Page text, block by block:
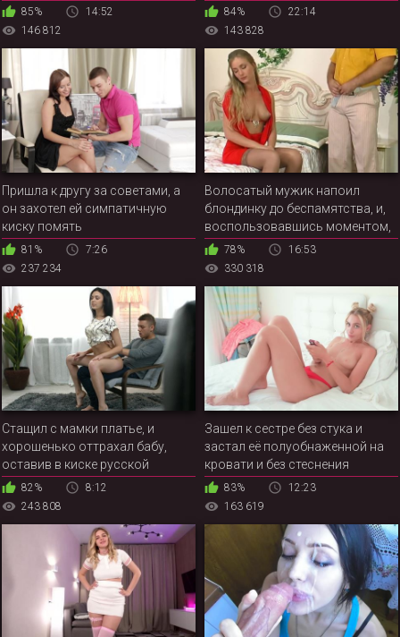
85%
14:52
146 812
лампочку и хорошенько
отодрал ненасытную бабу
84%
22:14
143 828
Пришла к другу за советами, а
он захотел ей симпатичную
киску помять
81%
7:26
237 234
Волосатый мужик напоил
блондинку до беспамятства, и,
воспользовавшись моментом,
проник в задний проход
российской красотки
78%
16:53
330 318
Стащил с мамки платье, и
хорошенько оттрахал бабу,
оставив в киске русской
красотки порцию спермы
82%
8:12
243 808
Зашел к сестре без стука и
застал её полуобнаженной на
кровати и без стеснения
83%
12:23
163 619